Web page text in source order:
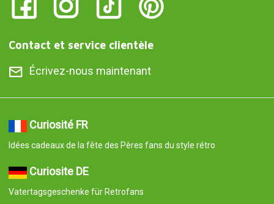
Contact et service clientèle
Écrivez-nous maintenant
Curiosité FR
Idées cadeaux de la fête des Pères fans du style rétro
Curiosite DE
Vatertagsgeschenke für Retrofans